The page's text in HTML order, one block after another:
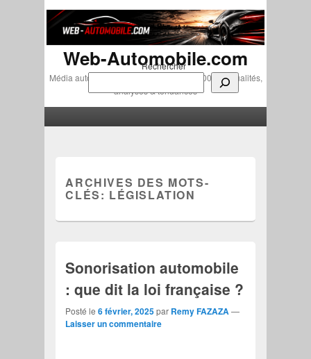
Rechercher
Web-Automobile.com
Média automobile indépendant depuis 2007 • Actualités,
analyses & tendances
ARCHIVES DES MOTS-
CLÉS: LÉGISLATION
Sonorisation automobile
: que dit la loi française ?
Posté le6 février, 2025par Remy FAZAZA—
Laisser un commentaire